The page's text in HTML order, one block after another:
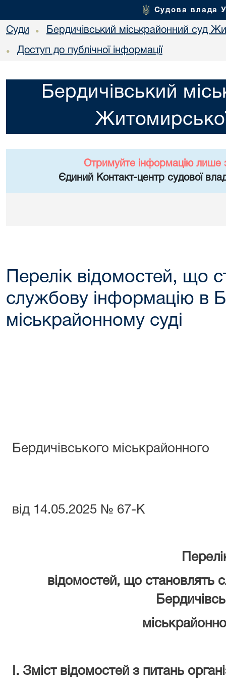
Судова влада
Суди • Бердичівський міськрайонний суд
• Доступ до публічної інформації
Бердичівський
Отримуйте інформацію лише
Єдиний Контакт-центр судової
Перелік відомостей, що
службову інформацію в
міськрайонному суді
Бердичівського міськрайонного
від 14.05.2025 № 67-К
відомостей, що становлять
І. Зміст відомостей з питань